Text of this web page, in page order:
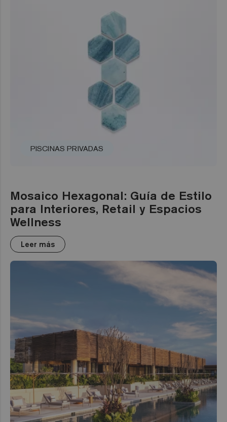
PISCINAS PRIVADAS
Mosaico Hexagonal: Guía de Estilo
para Interiores, Retail y Espacios
Wellness
Leer más